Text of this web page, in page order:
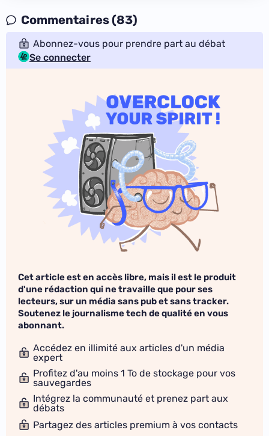
Commentaires (83)
Abonnez-vous pour prendre part au débat
Se connecter
Cet article est en accès libre, mais il est le produit
d'une rédaction qui ne travaille que pour ses
lecteurs, sur un média sans pub et sans tracker.
Soutenez le journalisme tech de qualité en vous
abonnant.
Accédez en illimité aux articles d'un média
expert
Profitez d'au moins 1 To de stockage pour vos
sauvegardes
Intégrez la communauté et prenez part aux
débats
Partagez des articles premium à vos contacts